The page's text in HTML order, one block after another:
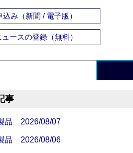
込み（新聞 / 電子版）
ュースの登録（無料）
事
品 2026/08/07
品 2026/08/06